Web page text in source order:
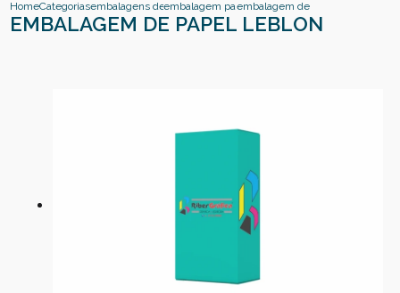
HomeCategoriasembalagens de papelembalagem papel pardoembalagem de papel leblon
EMBALAGEM DE PAPEL LEBLON